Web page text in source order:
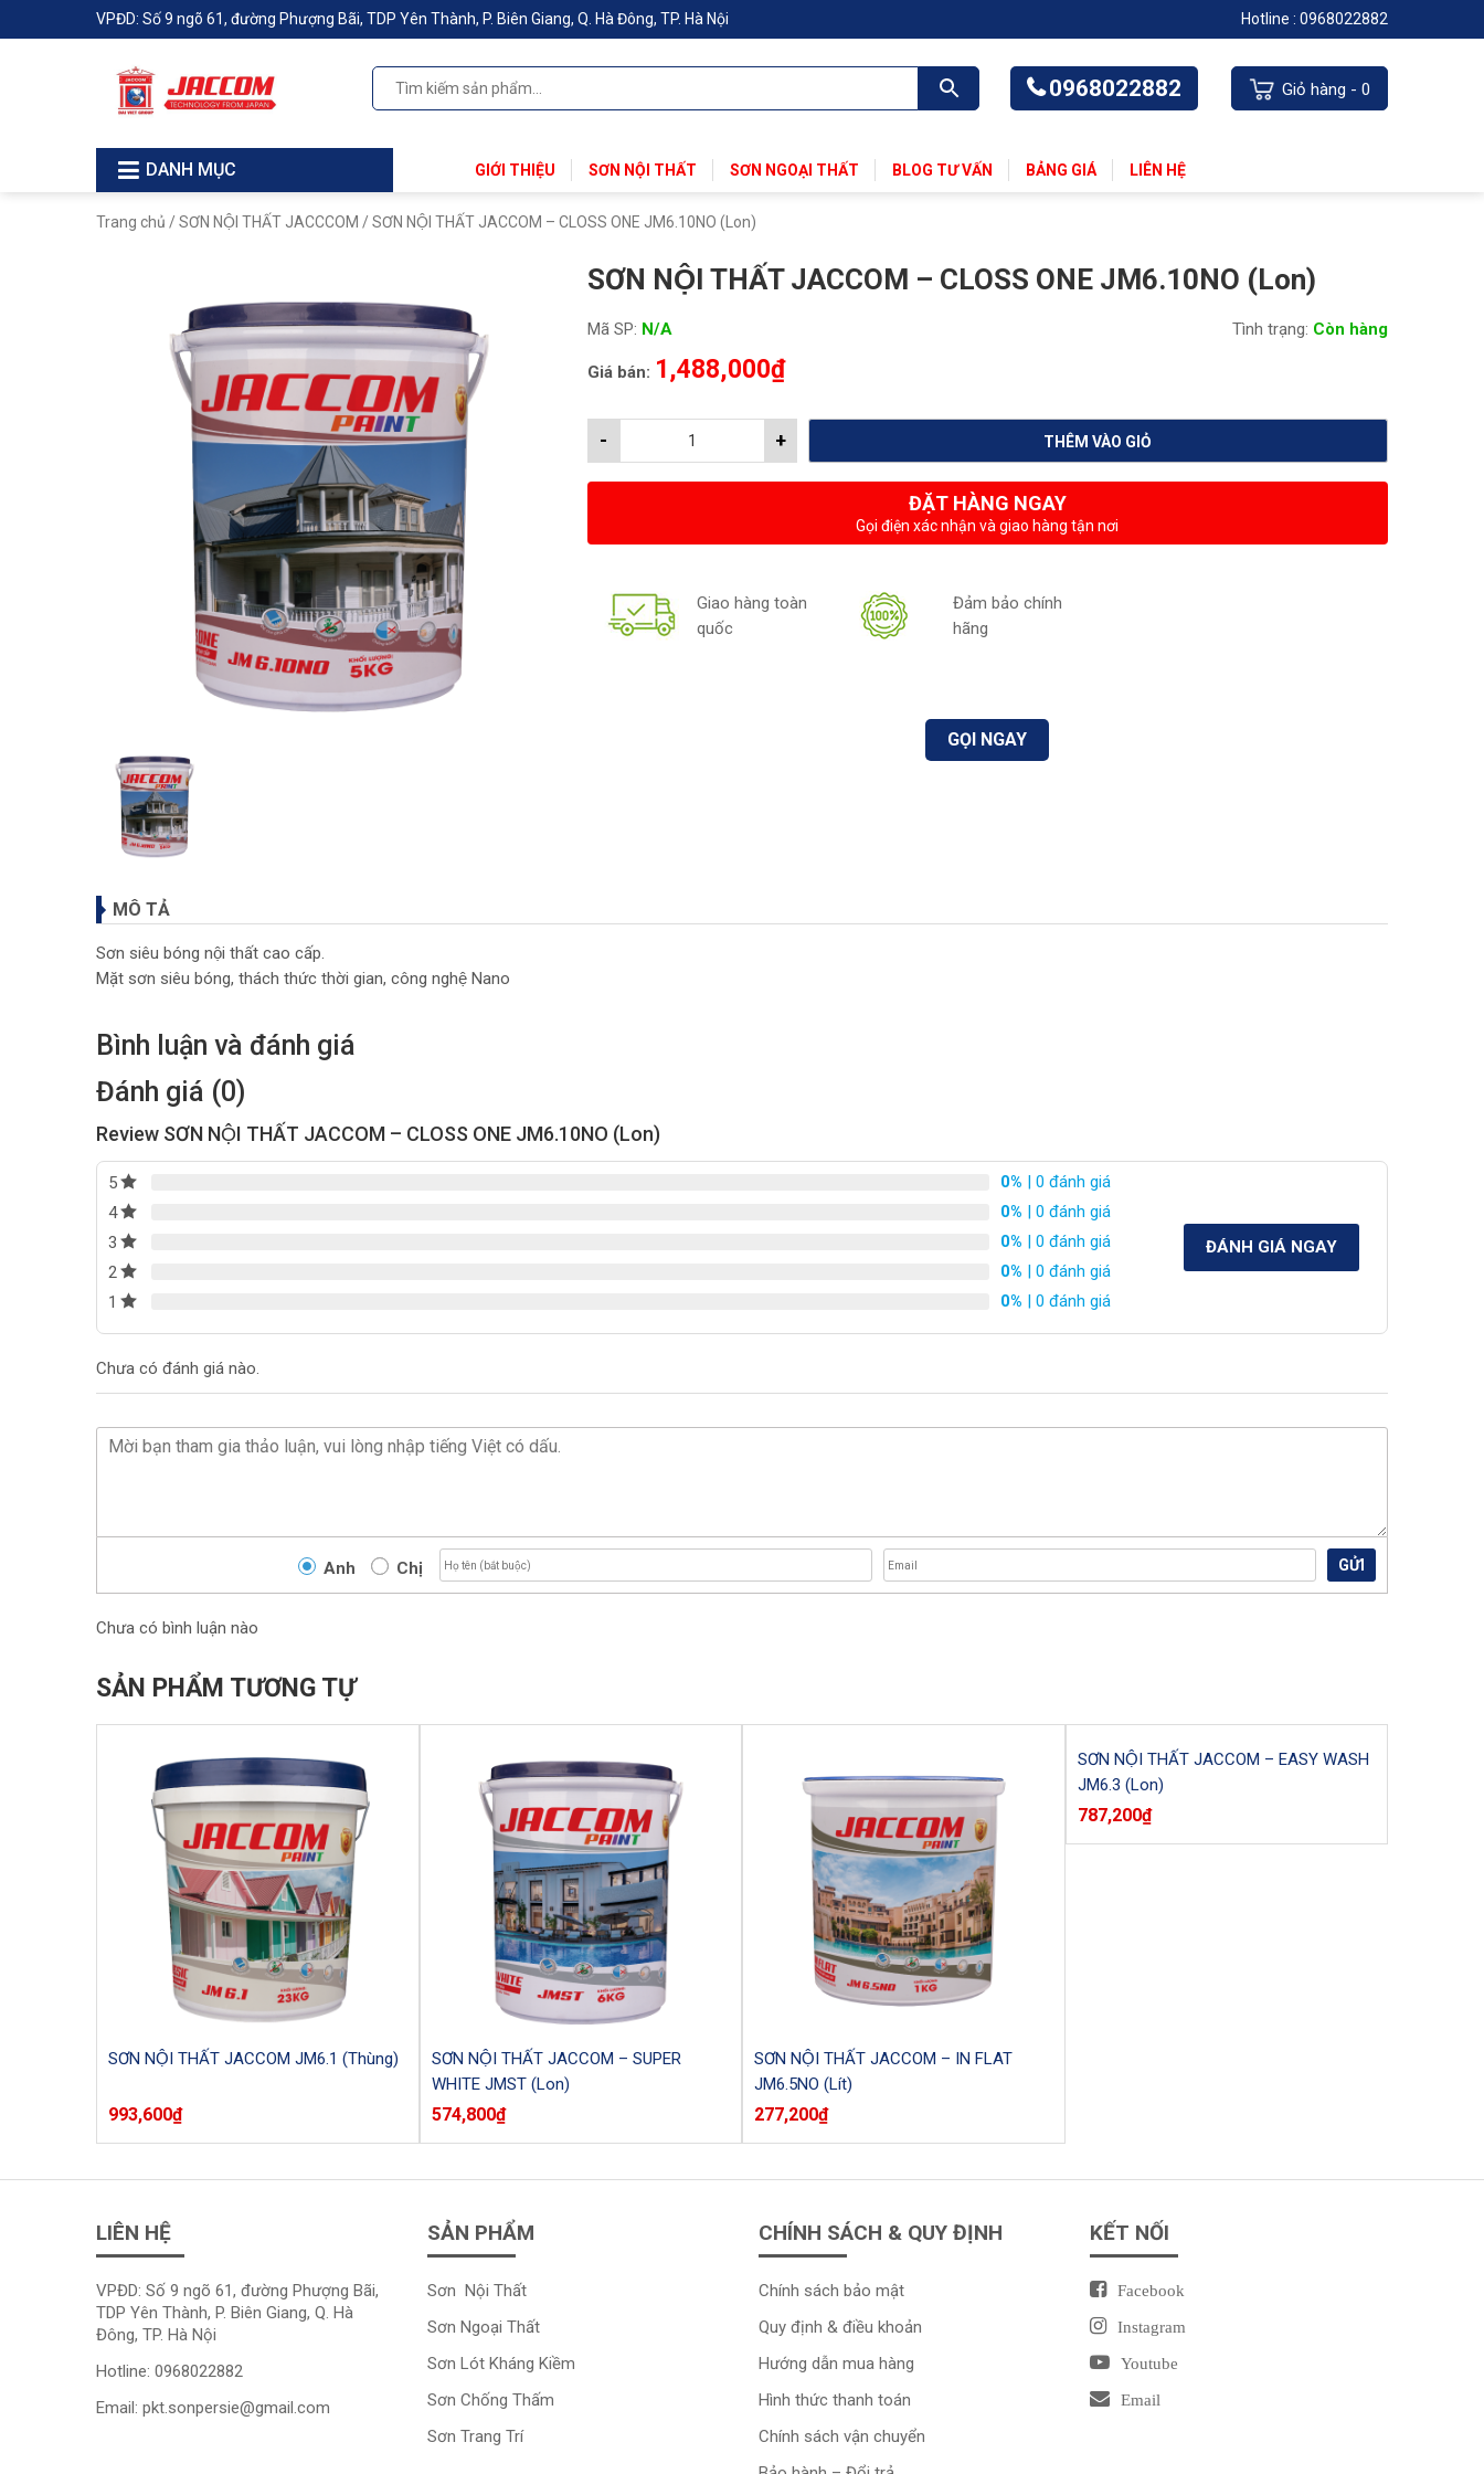
VPĐD: Số 9 ngõ 61, đường Phượng Bãi, TDP Yên Thành, P. Biên Giang, Q. Hà Đông, TP. Hà Nội Hotline : 0968022882
Giỏ hàng - 0
0968022882
DANH MỤC GIỚI THIỆU SƠN NỘI THẤT SƠN NGOẠI THẤT BLOG TƯ VẤN BẢNG GIÁ LIÊN HỆ
Trang chủ /SƠN NỘI THẤT JACCCOM / SƠN NỘI THẤT JACCOM – CLOSS ONE JM6.10NO (Lon)
SƠN NỘI THẤT JACCOM – CLOSS ONE JM6.10NO (Lon)
Mã SP: N/A Tình trạng: Còn hàng
Giá bán: 1,488,000₫
+
- THÊM VÀO GIỎ
ĐẶT HÀNG NGAY
Gọi điện xác nhận và giao hàng tận nơi
Giao hàng toàn
quốc
Đảm bảo chính
hãng
GỌI NGAY
MÔ TẢ
Sơn siêu bóng nội thất cao cấp.
Mặt sơn siêu bóng, thách thức thời gian, công nghệ Nano
Bình luận và đánh giá
Đánh giá (0)
Review SƠN NỘI THẤT JACCOM – CLOSS ONE JM6.10NO (Lon)
5 0% | 0 đánh giá
4
0% | 0 đánh giá
3
0% | 0 đánh giá
2
0% | 0 đánh giá
1
0% | 0 đánh giá
ĐÁNH GIÁ NGAY
Chưa có đánh giá nào.
Anh Chị GỬI
Chưa có bình luận nào
SẢN PHẨM TƯƠNG TỰ
SƠN NỘI THẤT JACCOM JM6.1 (Thùng)
993,600₫
SƠN NỘI THẤT JACCOM – SUPER
WHITE JMST (Lon)
574,800₫
SƠN NỘI THẤT JACCOM – IN FLAT
JM6.5NO (Lít)
277,200₫
SƠN NỘI THẤT JACCOM – EASY WASH
JM6.3 (Lon)
787,200₫
LIÊN HỆ
VPĐD: Số 9 ngõ 61, đường Phượng Bãi,
TDP Yên Thành, P. Biên Giang, Q. Hà
Đông, TP. Hà Nội
Hotline: 0968022882
Email: pkt.sonpersie@gmail.com
SẢN PHẨM
Sơn Nội Thất
Sơn Ngoại Thất
Sơn Lót Kháng Kiềm
Sơn Chống Thấm
Sơn Trang Trí
CHÍNH SÁCH & QUY ĐỊNH
Chính sách bảo mật
Quy định & điều khoản
Hướng dẫn mua hàng
Hình thức thanh toán
Chính sách vận chuyển
KẾT NỐI
Facebook
Instagram
Youtube
Email